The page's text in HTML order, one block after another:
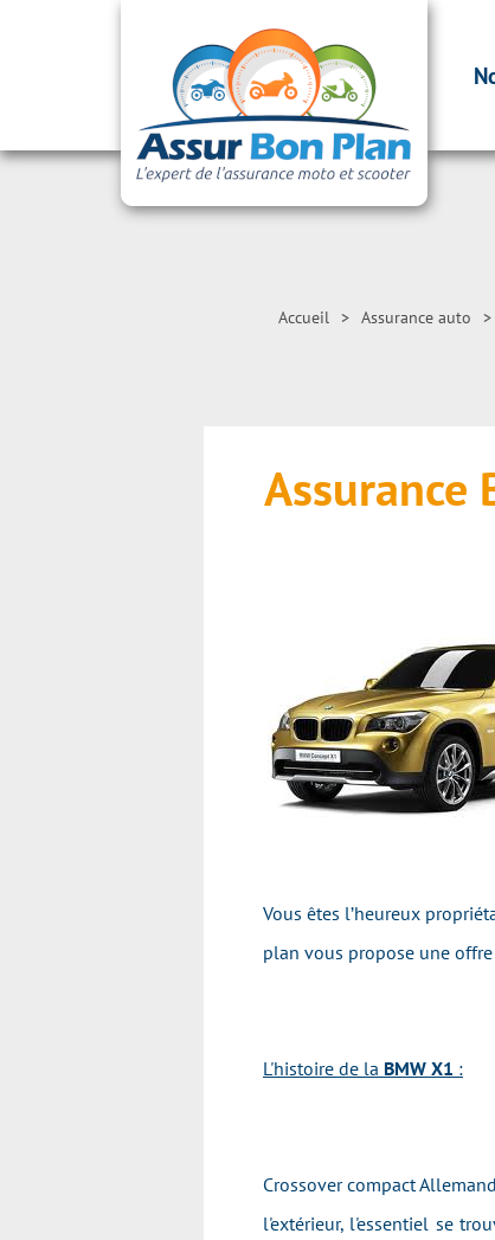
Accueil > Assurance auto >
Assurance
Vous êtes l’heureux
plan vous propose une
L'histoire de la BMW X1 :
Crossover compact
l'extérieur, l'essentiel se